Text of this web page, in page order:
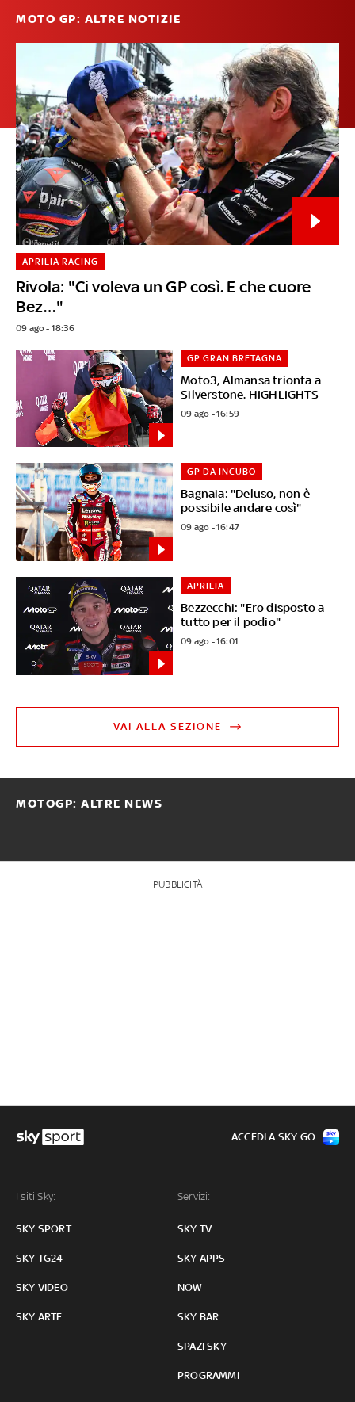
MOTO GP: ALTRE NOTIZIE
Rivola: "Ci voleva un GP così. E che cuore
Bez…"
APRILIA RACING
09 ago - 18:36
Moto3, Almansa trionfa a
Silverstone. HIGHLIGHTS
GP GRAN BRETAGNA
09 ago - 16:59
Bagnaia: "Deluso, non è
possibile andare così"
GP DA INCUBO
09 ago - 16:47
Bezzecchi: "Ero disposto a
tutto per il podio"
APRILIA
09 ago - 16:01
VAI ALLA SEZIONE
MOTOGP: ALTRE NEWS
PUBBLICITÀ
I siti Sky:
SKY SPORT
SKY TG24
SKY VIDEO
SKY ARTE
Servizi:
SKY TV
SKY APPS
NOW
SKY BAR
SPAZI SKY
PROGRAMMI
ACCEDI A SKY GO